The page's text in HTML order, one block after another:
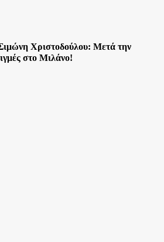
Χριστοδούλου: Μετά την
στο Μιλάνο!